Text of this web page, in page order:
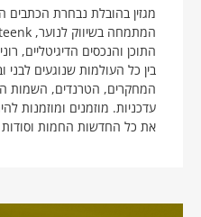
מגזין בהובלת נבחרת הכתבים
התוכן והנכסים הדיגיטליים,
המחקרים, הטרנדים, השמות
את כל החדשות החמות